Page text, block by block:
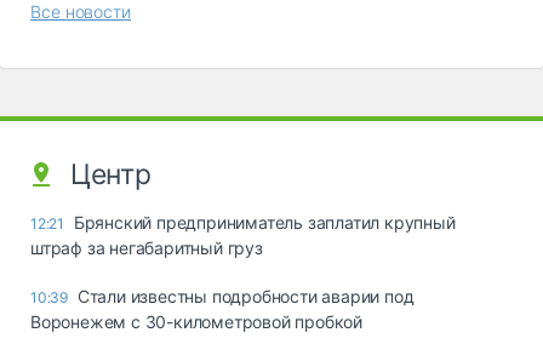
Все новости
Центр
12:21
Брянский предприниматель заплатил крупный
штраф за негабаритный груз
10:39 Стали известны подробности аварии под
Воронежем с 30-километровой пробкой